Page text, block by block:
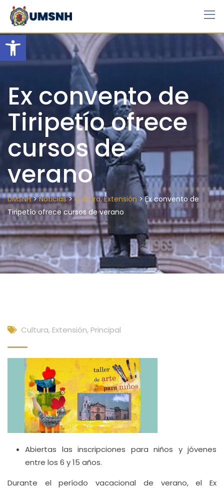
Open toolbar
Skip
content
Ex convento de
Tiripetío ofrece
cursos de
verano
UMSNH>Noticias>Cultura, Extensión >Ex convento de
Tiripetío ofrece cursos de verano
Cultura, Extensión, Principal
Abiertas las inscripciones para niños y jóvenes
entre los 6 y 15 años.
Durante el período vacacional de verano, el Ex